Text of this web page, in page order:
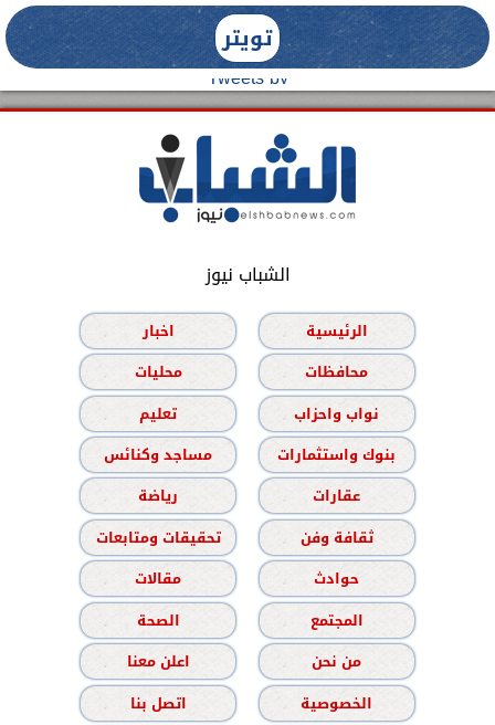
تويتر
Tweets by
الشباب نيوز
الرئيسية
اخبار
محافظات
محليات
نواب واحزاب
تعليم
بنوك واستثمارات
مساجد وكنائس
عقارات
رياضة
ثقافة وفن
تحقيقات ومتابعات
حوادث
مقالات
المجتمع
الصحة
من نحن
اعلن معنا
الخصوصية
اتصل بنا